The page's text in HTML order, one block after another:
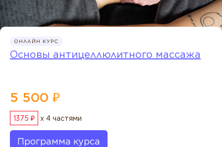
ОНЛАЙН КУРС
Основы антицеллюлитного массажа
5 500 ₽
1375 ₽ x 4 частями
Программа курса